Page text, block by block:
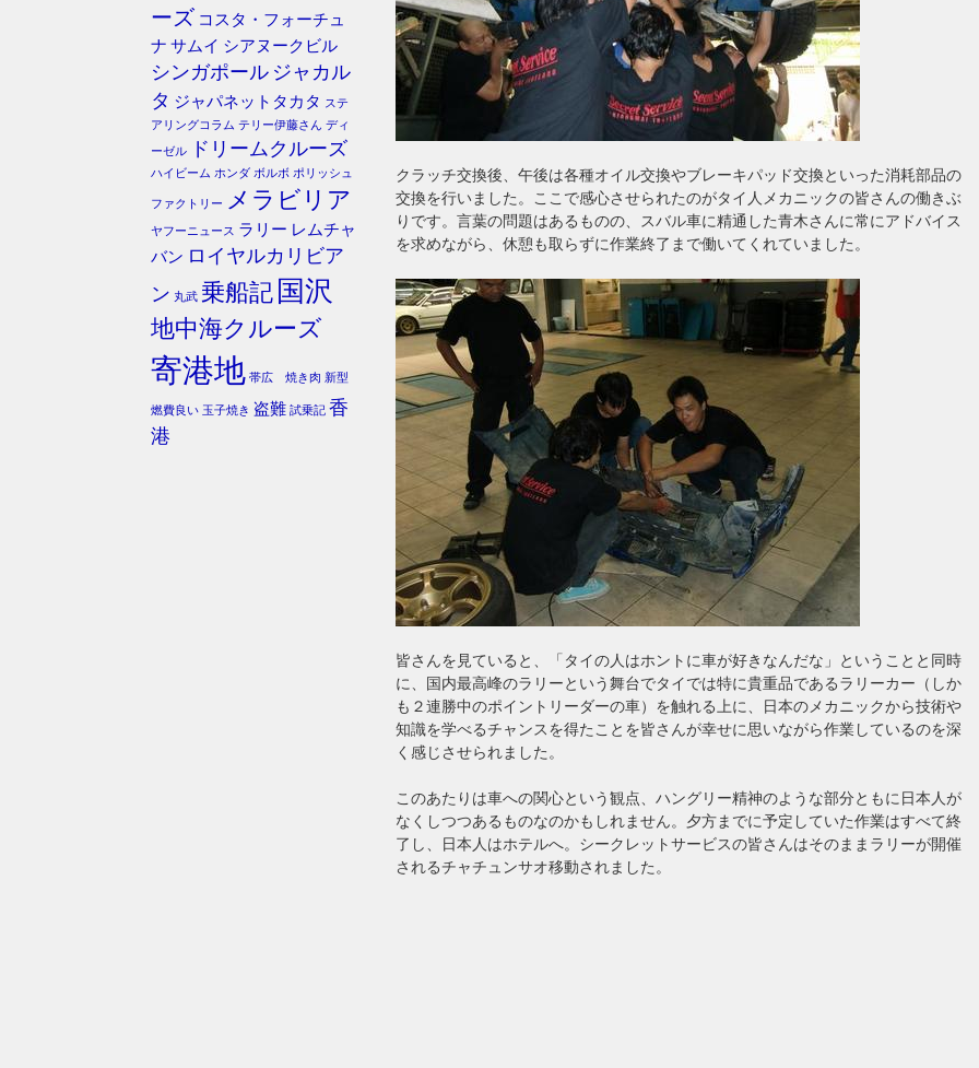
クラッチ交換後、午後は各種オイル交換やブレーキパッド交換といった消耗部品の
交換を行いました。ここで感心させられたのがタイ人メカニックの皆さんの働きぶ
りです。言葉の問題はあるものの、スバル車に精通した青木さんに常にアドバイス
を求めながら、休憩も取らずに作業終了まで働いてくれていました。
皆さんを見ていると、「タイの人はホントに車が好きなんだな」ということと同時
に、国内最高峰のラリーという舞台でタイでは特に貴重品であるラリーカー（しか
も２連勝中のポイントリーダーの車）を触れる上に、日本のメカニックから技術や
知識を学べるチャンスを得たことを皆さんが幸せに思いながら作業しているのを深
く感じさせられました。
このあたりは車への関心という観点、ハングリー精神のような部分ともに日本人が
なくしつつあるものなのかもしれません。夕方までに予定していた作業はすべて終
了し、日本人はホテルへ。シークレットサービスの皆さんはそのままラリーが開催
されるチャチュンサオ移動されました。
ーズ コスタ・フォーチュ
ナ サムイ シアヌークビル
シンガポール ジャカル
タ ジャパネットタカタ ステ
アリングコラム テリー伊藤さん ディ
ーゼル
ドリームクルーズ
ハイビーム ホンダ ボルボ ポリッシュ
ファクトリー メラビリア
ヤフーニュース ラリー レムチャ
バン ロイヤルカリビア
ン 丸武 乗船記 国沢
地中海クルーズ
寄港地 帯広 焼き肉 新型
燃費良い 玉子焼き 盗難 試乗記 香
港